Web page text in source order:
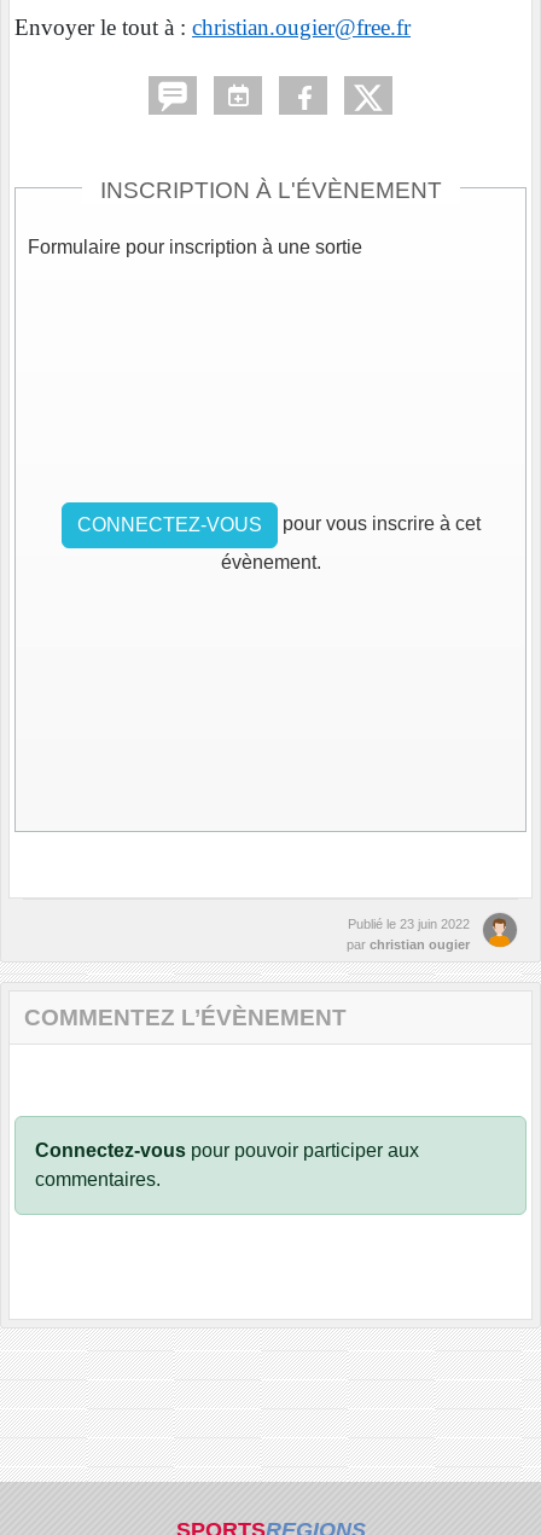
Envoyer le tout à : christian.ougier@free.fr
INSCRIPTION À L'ÉVÈNEMENT
Formulaire pour inscription à une sortie
CONNECTEZ-VOUS
pour vous inscrire à cet
évènement.
Publié le 23 juin 2022
par christian ougier
COMMENTEZ L’ÉVÈNEMENT
Connectez-vous pour pouvoir participer aux
commentaires.
SPORTSREGIONS